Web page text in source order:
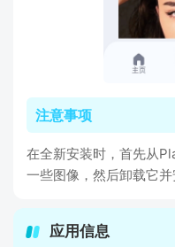
注意事项
在全新安装时，首先从
一些图像，然后卸载它并
应用信息